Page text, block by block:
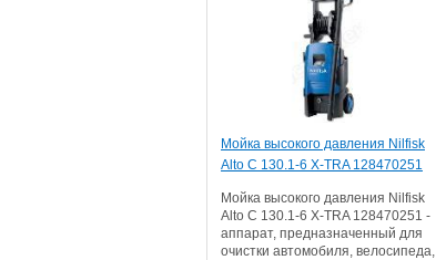
Мойка высокого давления Nilfisk
Alto C 130.1-6 X-TRA 128470251
Мойка высокого давления Nilfisk
Alto C 130.1-6 X-TRA 128470251 -
аппарат, предназначенный для
очистки автомобиля, велосипеда,